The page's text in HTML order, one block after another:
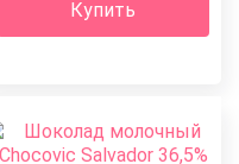
Купить